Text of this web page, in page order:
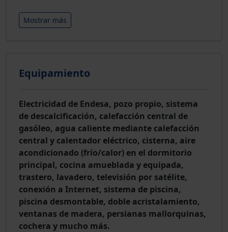
Mostrar más
Equipamiento
Electricidad de Endesa, pozo propio, sistema
de descalcificación, calefacción central de
gasóleo, agua caliente mediante calefacción
central y calentador eléctrico, cisterna, aire
acondicionado (frío/calor) en el dormitorio
principal, cocina amueblada y equipada,
trastero, lavadero, televisión por satélite,
conexión a Internet, sistema de piscina,
piscina desmontable, doble acristalamiento,
ventanas de madera, persianas mallorquinas,
cochera y mucho más.